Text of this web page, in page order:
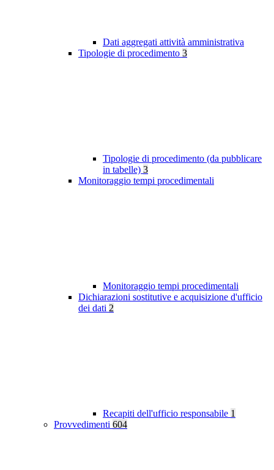
Dati aggregati attività amministrativa
Tipologie di procedimento 3
Tipologie di procedimento (da pubblicare
in tabelle) 3
Monitoraggio tempi procedimentali
Monitoraggio tempi procedimentali
Dichiarazioni sostitutive e acquisizione d'ufficio
dei dati 2
Recapiti dell'ufficio responsabile 1
Provvedimenti 604